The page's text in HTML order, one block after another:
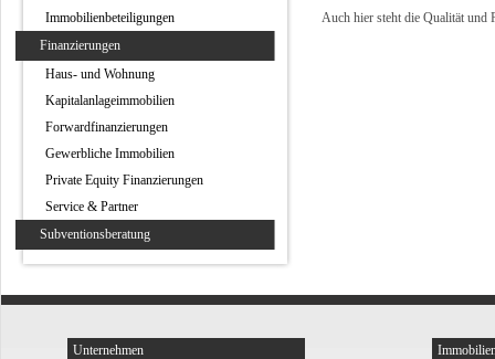
Immobilienbeteiligungen
Finanzierungen
Haus- und Wohnung
Kapitalanlageimmobilien
Forwardfinanzierungen
Gewerbliche Immobilien
Private Equity Finanzierungen
Service & Partner
Subventionsberatung
Auch hier steht die Qualität und
Unternehmen